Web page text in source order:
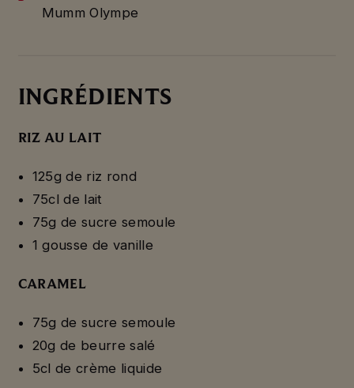
Mumm Olympe
INGRÉDIENTS
RIZ AU LAIT
125g de riz rond
75cl de lait
75g de sucre semoule
1 gousse de vanille
CARAMEL
75g de sucre semoule
20g de beurre salé
5cl de crème liquide